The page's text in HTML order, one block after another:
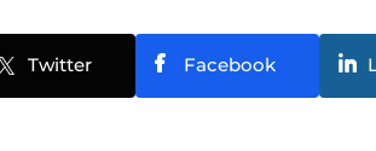
Twitter Facebook